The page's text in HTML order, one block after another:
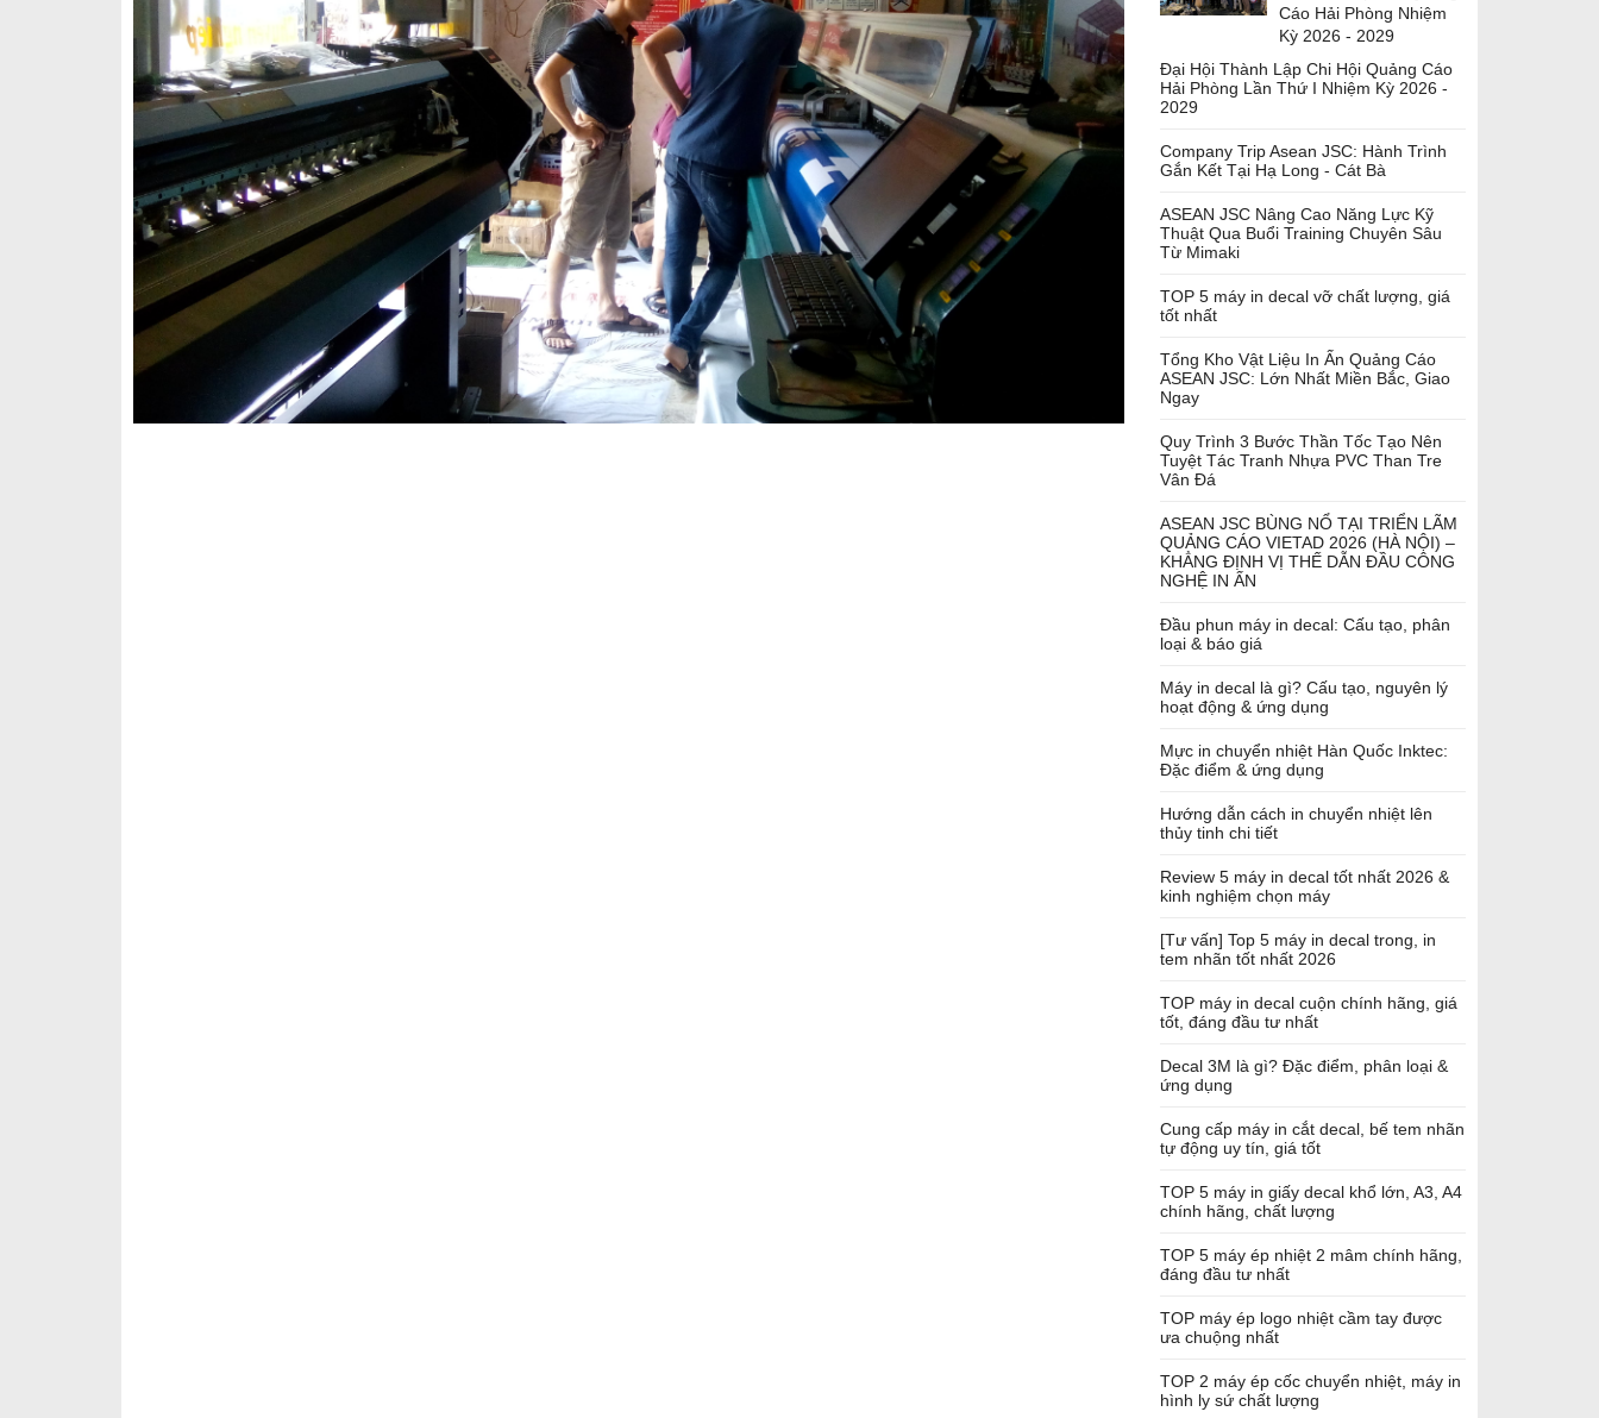
Cáo Hải Phòng Nhiệm
Kỳ 2026 - 2029
Đại Hội Thành Lập Chi Hội Quảng Cáo
Hải Phòng Lần Thứ I Nhiệm Kỳ 2026 -
2029
Company Trip Asean JSC: Hành Trình
Gắn Kết Tại Hạ Long - Cát Bà
ASEAN JSC Nâng Cao Năng Lực Kỹ
Thuật Qua Buổi Training Chuyên Sâu
Từ Mimaki
TOP 5 máy in decal vỡ chất lượng, giá
tốt nhất
Tổng Kho Vật Liệu In Ấn Quảng Cáo
ASEAN JSC: Lớn Nhất Miền Bắc, Giao
Ngay
Quy Trình 3 Bước Thần Tốc Tạo Nên
Tuyệt Tác Tranh Nhựa PVC Than Tre
Vân Đá
ASEAN JSC BÙNG NỔ TẠI TRIỂN LÃM
QUẢNG CÁO VIETAD 2026 (HÀ NỘI) –
KHẲNG ĐỊNH VỊ THẾ DẪN ĐẦU CÔNG
NGHỆ IN ẤN
Đầu phun máy in decal: Cấu tạo, phân
loại & báo giá
Máy in decal là gì? Cấu tạo, nguyên lý
hoạt động & ứng dụng
Mực in chuyển nhiệt Hàn Quốc Inktec:
Đặc điểm & ứng dụng
Hướng dẫn cách in chuyển nhiệt lên
thủy tinh chi tiết
Review 5 máy in decal tốt nhất 2026 &
kinh nghiệm chọn máy
[Tư vấn] Top 5 máy in decal trong, in
tem nhãn tốt nhất 2026
TOP máy in decal cuộn chính hãng, giá
tốt, đáng đầu tư nhất
Decal 3M là gì? Đặc điểm, phân loại &
ứng dụng
Cung cấp máy in cắt decal, bế tem nhãn
tự động uy tín, giá tốt
TOP 5 máy in giấy decal khổ lớn, A3, A4
chính hãng, chất lượng
TOP 5 máy ép nhiệt 2 mâm chính hãng,
đáng đầu tư nhất
TOP máy ép logo nhiệt cầm tay được
ưa chuộng nhất
TOP 2 máy ép cốc chuyển nhiệt, máy in
hình ly sứ chất lượng